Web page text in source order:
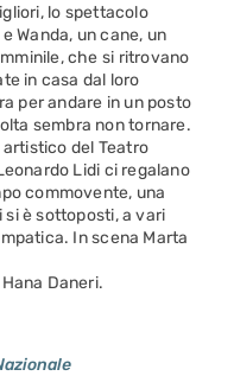
lo spettacolo
Wanda, un cane, un
che si ritrovano
in casa dal loro
per andare in un posto
sembra non tornare.
del Teatro
Lidi ci regalano
commovente, una
è sottoposti, a vari
In scena Marta
Daneri.